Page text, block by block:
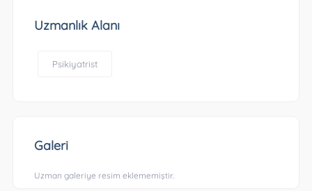
Uzmanlık Alanı
Psikiyatrist
Galeri
Uzman galeriye resim eklememiştir.